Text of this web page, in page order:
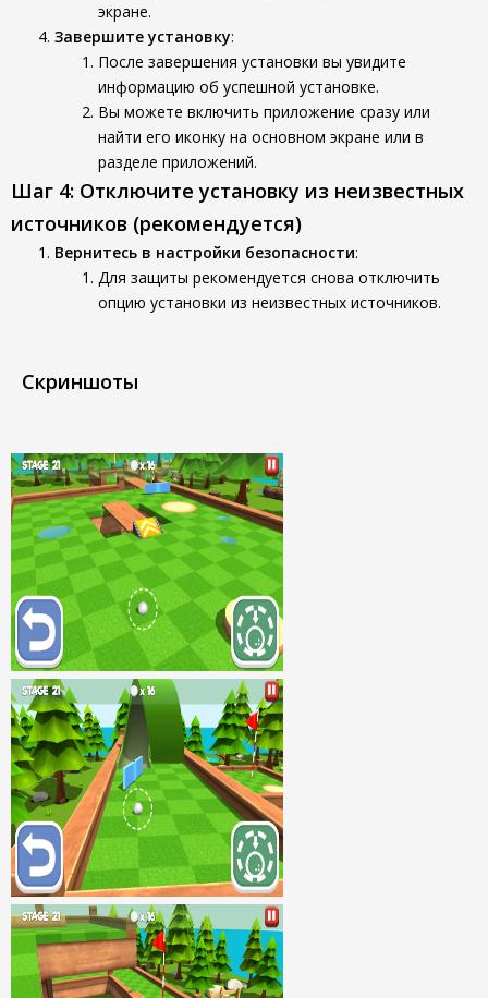
экране.
Завершите установку:
После завершения установки вы увидите
информацию об успешной установке.
Вы можете включить приложение сразу или
найти его иконку на основном экране или в
разделе приложений.
Шаг 4: Отключите установку из неизвестных
источников (рекомендуется)
Вернитесь в настройки безопасности:
Для защиты рекомендуется снова отключить
опцию установки из неизвестных источников.
Скриншоты